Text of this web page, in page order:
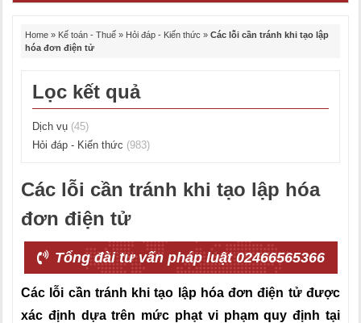
Home » Kế toán - Thuế » Hỏi đáp - Kiến thức » Các lỗi cần tránh khi tạo lập
hóa đơn điện tử
Lọc kết quả
Dịch vụ (45)
Hỏi đáp - Kiến thức (983)
Các lỗi cần tránh khi tạo lập hóa
đơn điện tử
Tổng đài tư vấn pháp luật 02466565366
Các lỗi cần tránh khi tạo lập hóa đơn điện tử được
xác định dựa trên mức phạt vi phạm quy định tại